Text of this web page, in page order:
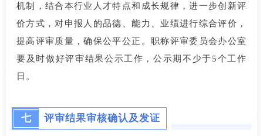
机制，结合本行业人才特点和成长规律，进一步创新评
价方式，对申报人的品德、能力、业绩进行综合评价，
提高评审质量，确保公平公正。职称评审委员会办公室
要及时做好评审结果公示工作，公示期不少于5个工作
日。
七 评审结果审核确认及发证